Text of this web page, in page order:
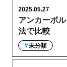
アンカーボ
法で比較
2025.05.27
未分類